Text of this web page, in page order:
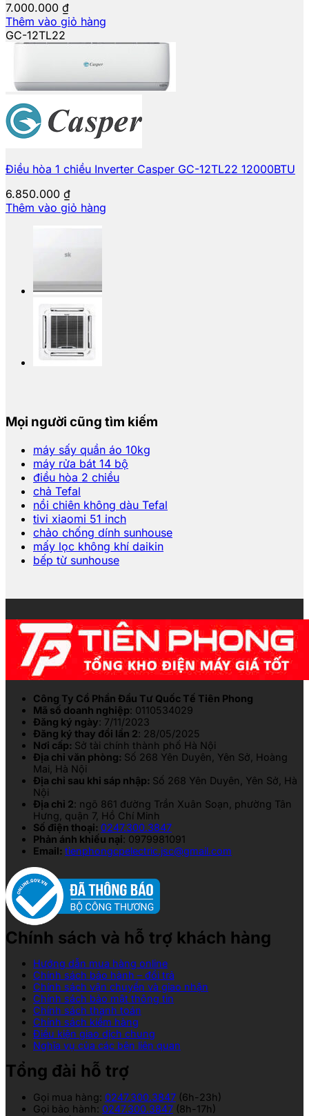
7.000.000 ₫
Thêm vào giỏ hàng
GC-12TL22
Điều hòa 1 chiều Inverter Casper GC-12TL22 12000BTU
6.850.000 ₫
Thêm vào giỏ hàng
Mọi người cũng tìm kiếm
máy sấy quần áo 10kg
máy rửa bát 14 bộ
điều hòa 2 chiều
chả Tefal
nồi chiên không dàu Tefal
tivi xiaomi 51 inch
chảo chống dính sunhouse
mấy lọc không khí daikin
bếp từ sunhouse
Công Ty Cổ Phần Đầu Tư Quốc Tế Tiên Phong
Mã số doanh nghiệp: 0110534029
Đăng ký ngày: 7/11/2023
Đăng ký thay đổi lần 2: 28/05/2025
Nơi cấp: Sở tài chính thành phố Hà Nội
Địa chỉ văn phòng: Số 268 Yên Duyên, Yên Sở, Hoàng
Mai, Hà Nội
Địa chỉ sau khi sáp nhập: Số 268 Yên Duyên, Yên Sở, Hà
Nội
Địa chỉ 2: ngõ 861 đường Trần Xuân Soạn, phường Tân
Hưng, quận 7, Hồ Chí Minh
Số điện thoại: 0247.300.3847
Phản ánh khiếu nại: 0979981091
Email: tienphongcpelectric.jsc@gmail.com
Chính sách và hỗ trợ khách hàng
Hướng dẫn mua hàng online
Chính sách bảo hành – đổi trả
Chính sách vận chuyển và giao nhận
Chính sách bảo mật thông tin
Chính sách thanh toán
Chính sách kiểm hàng
Điều kiện giao dịch chung
Nghĩa vụ của các bên liên quan
Tổng đài hỗ trợ
Gọi mua hàng: 0247.300.3847 (6h-23h)
Gọi bảo hành: 0247.300.3847 (8h-17h)